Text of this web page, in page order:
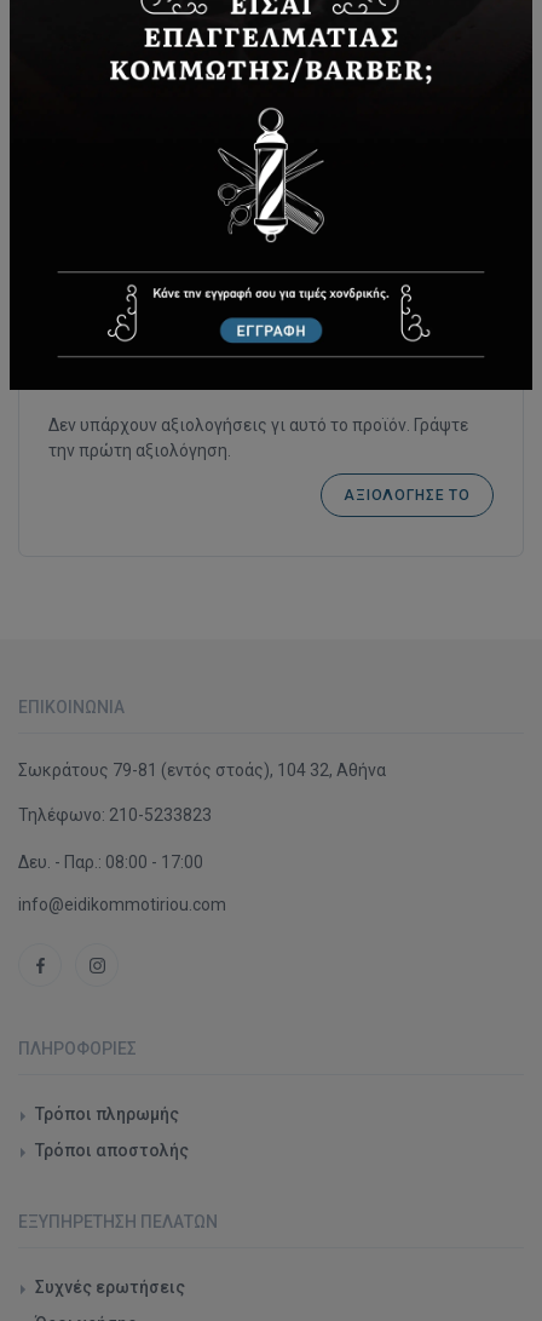
στην ανωτέρω τιμή συμπεριλαμβάνεται ο Φ.Π.Α. 24%.
Διαθεσιμότητα: Διαθέσιμο
ΠΡΟΣΘΉΚΗ ΣΤΟ ΚΑΛΆΘΙ
ΑΞΙΟΛΟΓΉΣΕΙΣ (0)
Δεν υπάρχουν αξιολογήσεις γι αυτό το προϊόν. Γράψτε
την πρώτη αξιολόγηση.
ΑΞΙΟΛΌΓΗΣΈ ΤΟ
ΕΠΙΚΟΙΝΩΝΊΑ
Σωκράτους 79-81 (εντός στοάς), 104 32, Αθήνα
Τηλέφωνο: 210-5233823
Δευ. - Παρ.: 08:00 - 17:00
info@eidikommotiriou.com
ΠΛΗΡΟΦΟΡΊΕΣ
Τρόποι πληρωμής
Τρόποι αποστολής
ΕΞΥΠΗΡΈΤΗΣΗ ΠΕΛΑΤΏΝ
Συχνές ερωτήσεις